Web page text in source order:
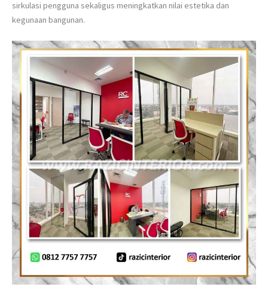
sirkulasi pengguna sekaligus meningkatkan nilai estetika dan
kegunaan bangunan.